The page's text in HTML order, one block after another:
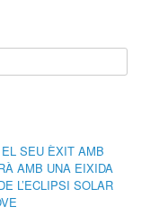
EL SEU ÈXIT AMB
AMB UNA EIXIDA
L’ECLIPSI SOLAR